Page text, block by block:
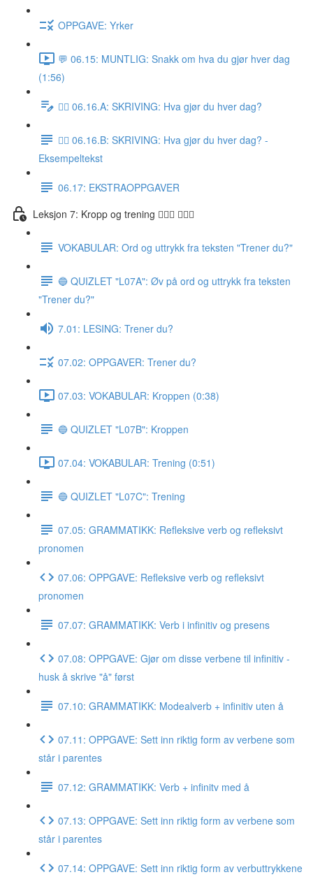
OPPGAVE: Yrker
💬 06.15: MUNTLIG: Snakk om hva du gjør hver dag
(1:56)
✍🏼 06.16.A: SKRIVING: Hva gjør du hver dag?
✍🏼 06.16.B: SKRIVING: Hva gjør du hver dag? -
Eksempeltekst
06.17: EKSTRAOPPGAVER
Leksjon 7: Kropp og trening 🚶🏼‍♀️ 🏋🏽‍♀️
VOKABULAR: Ord og uttrykk fra teksten "Trener du?"
🔵 QUIZLET "L07A": Øv på ord og uttrykk fra teksten
"Trener du?"
7.01: LESING: Trener du?
07.02: OPPGAVER: Trener du?
07.03: VOKABULAR: Kroppen (0:38)
🔵 QUIZLET "L07B": Kroppen
07.04: VOKABULAR: Trening (0:51)
🔵 QUIZLET "L07C": Trening
07.05: GRAMMATIKK: Refleksive verb og refleksivt
pronomen
07.06: OPPGAVE: Refleksive verb og refleksivt
pronomen
07.07: GRAMMATIKK: Verb i infinitiv og presens
07.08: OPPGAVE: Gjør om disse verbene til infinitiv -
husk å skrive "å" først
07.10: GRAMMATIKK: Modealverb + infinitiv uten å
07.11: OPPGAVE: Sett inn riktig form av verbene som
står i parentes
07.12: GRAMMATIKK: Verb + infinitv med å
07.13: OPPGAVE: Sett inn riktig form av verbene som
står i parentes
07.14: OPPGAVE: Sett inn riktig form av verbuttrykkene